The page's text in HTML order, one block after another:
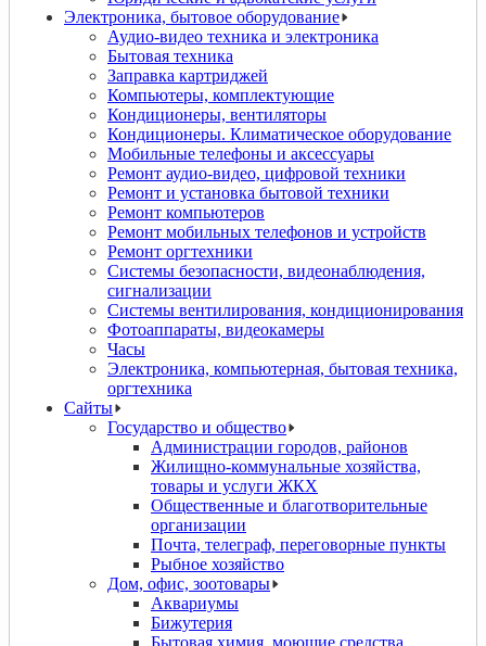
Электроника, бытовое оборудование
Аудио-видео техника и электроника
Бытовая техника
Заправка картриджей
Компьютеры, комплектующие
Кондиционеры, вентиляторы
Кондиционеры. Климатическое оборудование
Мобильные телефоны и аксессуары
Ремонт аудио-видео, цифровой техники
Ремонт и установка бытовой техники
Ремонт компьютеров
Ремонт мобильных телефонов и устройств
Ремонт оргтехники
Системы безопасности, видеонаблюдения,
сигнализации
Системы вентилирования, кондиционирования
Фотоаппараты, видеокамеры
Часы
Электроника, компьютерная, бытовая техника,
оргтехника
Сайты
Государство и общество
Администрации городов, районов
Жилищно-коммунальные хозяйства,
товары и услуги ЖКХ
Общественные и благотворительные
организации
Почта, телеграф, переговорные пункты
Рыбное хозяйство
Дом, офис, зоотовары
Аквариумы
Бижутерия
Бытовая химия, моющие средства